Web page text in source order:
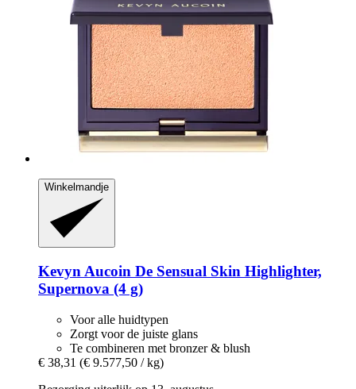
Winkelmandje
Kevyn Aucoin De Sensual Skin Highlighter,
Supernova (4 g)
Voor alle huidtypen
Zorgt voor de juiste glans
Te combineren met bronzer & blush
€ 38,31 (€ 9.577,50 / kg)